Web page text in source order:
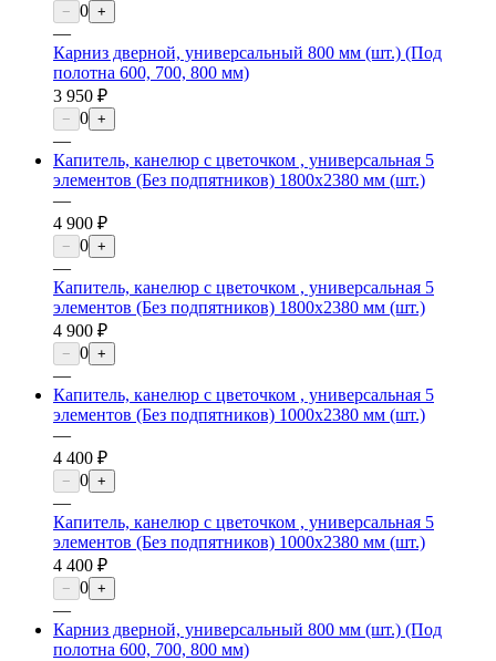
− 0 +
—
Карниз дверной, универсальный 800 мм (шт.) (Под
полотна 600, 700, 800 мм)
3 950 ₽
− 0 +
—
Капитель, канелюр с цветочком , универсальная 5
элементов (Без подпятников) 1800х2380 мм (шт.)
—
4 900 ₽
− 0 +
—
Капитель, канелюр с цветочком , универсальная 5
элементов (Без подпятников) 1800х2380 мм (шт.)
4 900 ₽
− 0 +
—
Капитель, канелюр с цветочком , универсальная 5
элементов (Без подпятников) 1000х2380 мм (шт.)
—
4 400 ₽
− 0 +
—
Капитель, канелюр с цветочком , универсальная 5
элементов (Без подпятников) 1000х2380 мм (шт.)
4 400 ₽
− 0 +
—
Карниз дверной, универсальный 800 мм (шт.) (Под
полотна 600, 700, 800 мм)